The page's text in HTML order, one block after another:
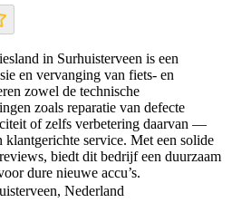
in Surhuisterveen is een
en vervanging van fiets‑ en
zowel de technische
zoals reparatie van defecte
of zelfs verbetering daarvan —
service. Met een solide
biedt dit bedrijf een duurzaam
dure nieuwe accu’s.
Nederland